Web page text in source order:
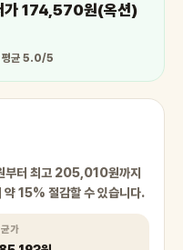
가 174,570원(옥션)
평균 5.0/5
부터 최고 205,010원까지
15% 절감할 수 있습니다.
가